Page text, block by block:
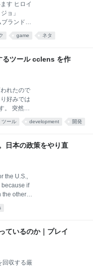
り取りか
に運動習
、「3ヶ
の時に、
春を謳歌
す ヒロイ
ョ」
ランド
アルノベ
』につ
作初とな
概要 「美
イン全員
ージの公
開しまし
』は、
スト
game ネタ
るツール cclens を作
れたので
好みでは
。 突然で
くらい無
定の効果
ある目的
れが本当
効果的に
見」に落
ちゃんと
だけが静
棚卸しす
ツール development 開発
日本の政策をやり直
the U.S.,
because if
the other
は、アメ
にとって
。 “You
won.”
動（ボラ
level o
ているのか｜プレイ
回収する厳